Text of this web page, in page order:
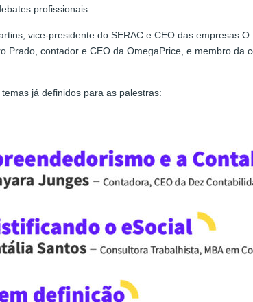
profissionais.
vice-presidente do SERAC e CEO das empresas
Prado, contador e CEO da OmegaPrice, e membro
já definidos para as palestras: